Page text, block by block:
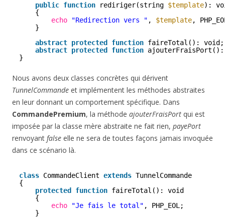
public function rediriger(string $template):
{
echo
"Redirection vers " , $template,
}
abstract protected function faireTotal(): void;
abstract protected function
}
Nous avons deux classes concrètes qui dérivent
TunnelCommande et implémentent les méthodes abstraites
en leur donnant un comportement spécifique. Dans
CommandePremium, la méthode ajouterFraisPort qui est
imposée par la classe mère abstraite ne fait rien, payePort
renvoyant false elle ne sera de toutes façons jamais invoquée
dans ce scénario là.
class CommandeClient extends TunnelCommande
{
protected
function faireTotal(): void
{
echo
"Je fais le total" , PHP_EOL;
}